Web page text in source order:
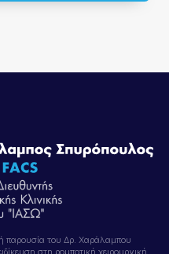
παρουσία του Δρ. Χαράλαμπου
στη ρομποτική χειρουργική,